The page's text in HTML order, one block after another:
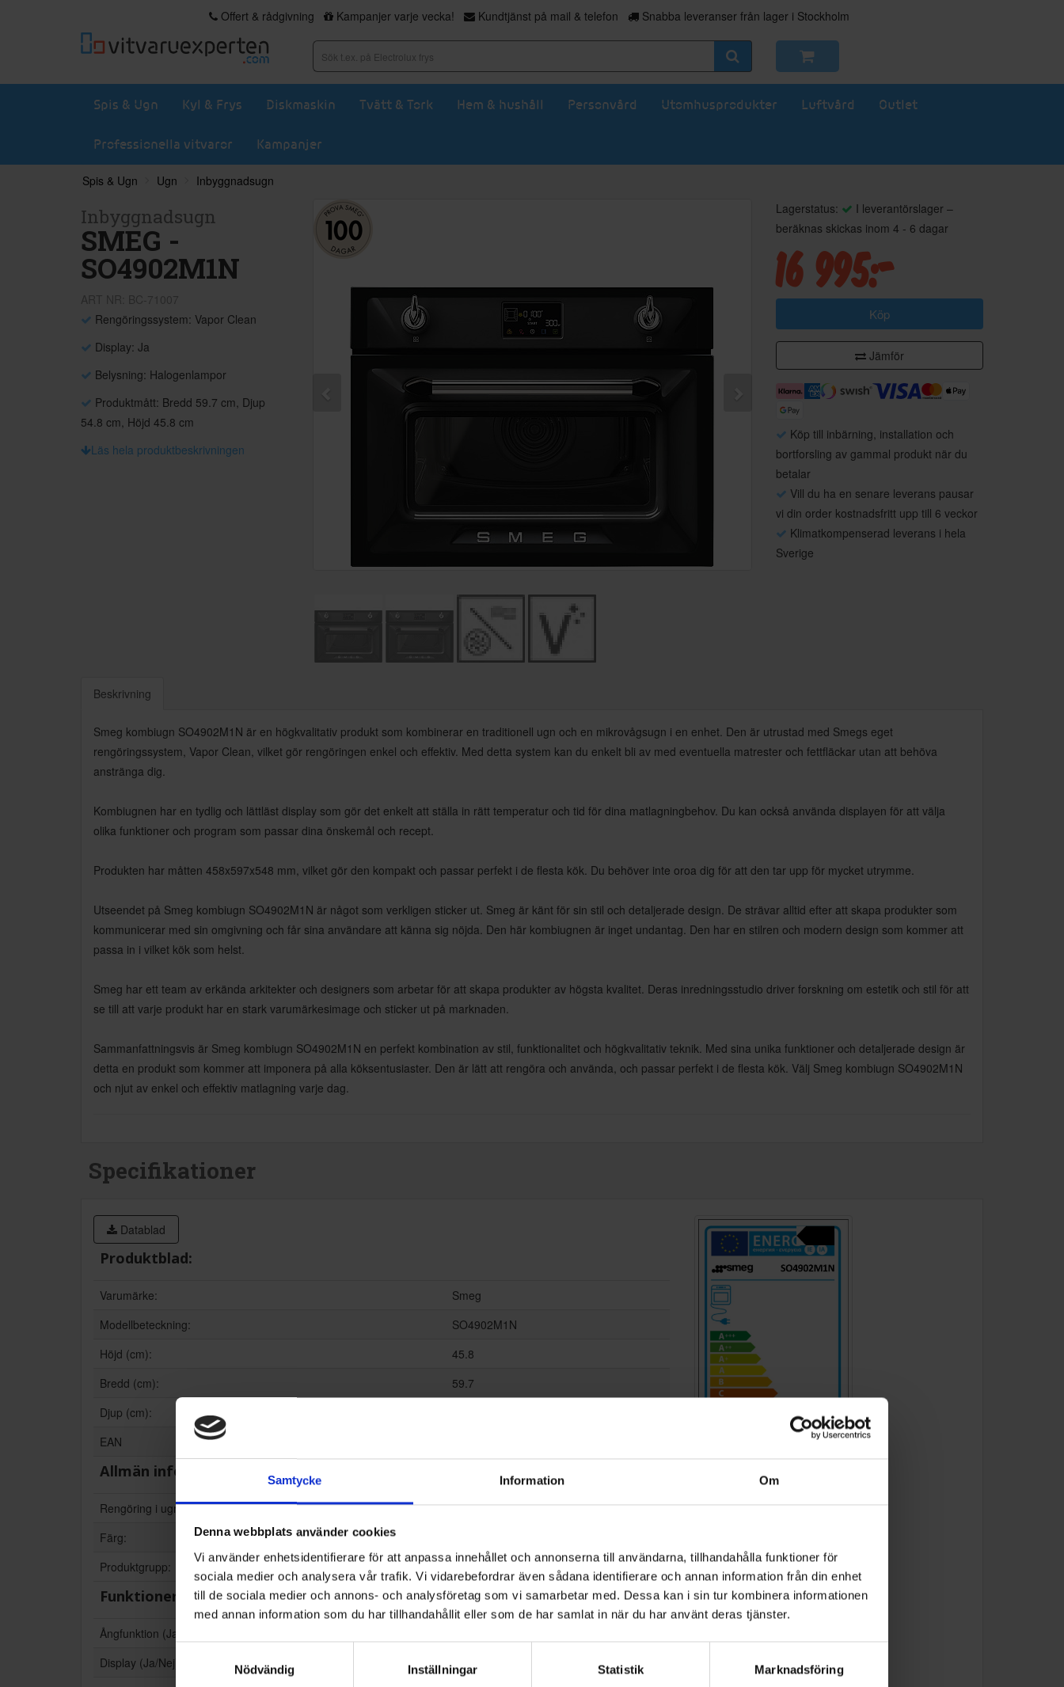
Samtycke Information Om
Denna webbplats använder cookies
Vi använder enhetsidentifierare för att anpassa innehållet och annonserna till användarna, tillhandahålla funktioner för
sociala medier och analysera vår trafik. Vi vidarebefordrar även sådana identifierare och annan information från din enhet
till de sociala medier och annons- och analysföretag som vi samarbetar med. Dessa kan i sin tur kombinera informationen
med annan information som du har tillhandahållit eller som de har samlat in när du har använt deras tjänster.
Nödvändig
Inställningar Statistik Marknadsföring
Offert & rådgivning Kampanjer varje vecka! Kundtjänst på mail & telefon Snabba leveranser från lager i Stockholm
Spis & Ugn Kyl & Frys Diskmaskin Tvätt & Tork Hem & hushåll Personvård Utomhusprodukter Luftvård Outlet
Professionella vitvaror Kampanjer
Spis & Ugn Ugn Inbyggnadsugn
Inbyggnadsugn
SMEG -
SO4902M1N
Rengöringssystem: Vapor Clean
Display: Ja
Belysning: Halogenlampor
Produktmått: Bredd 59.7 cm, Djup
54.8 cm, Höjd 45.8 cm
Läs hela produktbeskrivningen
Lagerstatus:
I leverantörslager –
beräknas skickas inom 4 - 6 dagar
16 995:-
Köp
Jämför
Köp till inbärning, installation och
bortforsling av gammal produkt när du
betalar
Vill du ha en senare leverans pausar
vi din order kostnadsfritt upp till 6 veckor
Klimatkompenserad leverans i hela
Sverige
Beskrivning
Smeg kombiugn SO4902M1N är en högkvalitativ produkt som kombinerar en traditionell ugn och en mikrovågsugn i en enhet. Den är utrustad med Smegs eget
rengöringssystem, Vapor Clean, vilket gör rengöringen enkel och effektiv. Med detta system kan du enkelt bli av med eventuella matrester och fettfläckar utan att behöva
anstränga dig.
Kombiugnen har en tydlig och lättläst display som gör det enkelt att ställa in rätt temperatur och tid för dina matlagningbehov. Du kan också använda displayen för att välja
olika funktioner och program som passar dina önskemål och recept.
Produkten har måtten 458x597x548 mm, vilket gör den kompakt och passar perfekt i de flesta kök. Du behöver inte oroa dig för att den tar upp för mycket utrymme.
Utseendet på Smeg kombiugn SO4902M1N är något som verkligen sticker ut. Smeg är känt för sin stil och detaljerade design. De strävar alltid efter att skapa produkter som
kommunicerar med sin omgivning och får sina användare att känna sig nöjda. Den här kombiugnen är inget undantag. Den har en stilren och modern design som kommer att
passa in i vilket kök som helst.
Smeg har ett team av erkända arkitekter och designers som arbetar för att skapa produkter av högsta kvalitet. Deras inredningsstudio driver forskning om estetik och stil för att
se till att varje produkt har en stark varumärkesimage och sticker ut på marknaden.
Sammanfattningsvis är Smeg kombiugn SO4902M1N en perfekt kombination av stil, funktionalitet och högkvalitativ teknik. Med sina unika funktioner och detaljerade design är
detta en produkt som kommer att imponera på alla köksentusiaster. Den är lätt att rengöra och använda, och passar perfekt i de flesta kök. Välj Smeg kombiugn SO4902M1N
och njut av enkel och effektiv matlagning varje dag.
Specifikationer
Datablad
Produktblad:
Varumärke:
Smeg
Modellbeteckning:
SO4902M1N
Höjd (cm):
45.8
Bredd (cm):
59.7
Djup (cm):
EAN
Allmän information
Rengöring i ugn:
Ångrengöring
Färg:
Produktgrupp:
Kompaktugn
Funktioner och egenskaper
Ångfunktion (Ja/Nej):
Display (Ja/Nej):